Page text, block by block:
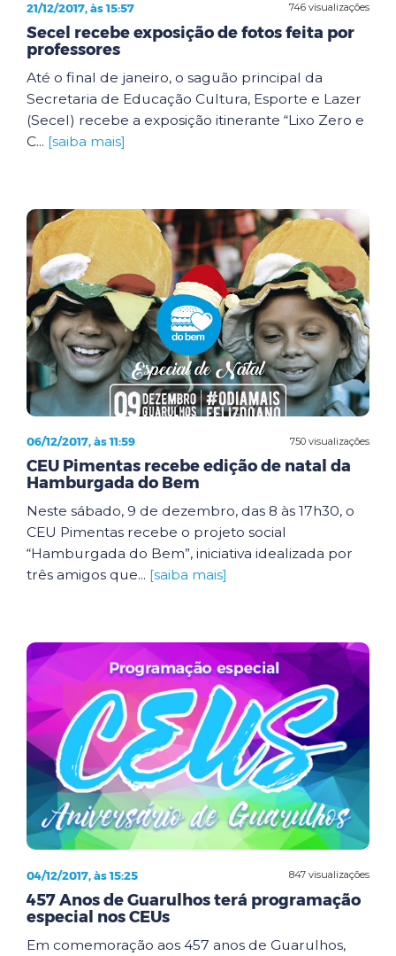
746 visualizações
21/12/2017, às 15:57
Secel recebe exposição de fotos feita por
professores
Até o final de janeiro, o saguão principal da
Secretaria de Educação Cultura, Esporte e Lazer
(Secel) recebe a exposição itinerante “Lixo Zero e
C... [saiba mais]
750 visualizações
06/12/2017, às 11:59
CEU Pimentas recebe edição de natal da
Hamburgada do Bem
Neste sábado, 9 de dezembro, das 8 às 17h30, o
CEU Pimentas recebe o projeto social
“Hamburgada do Bem”, iniciativa idealizada por
três amigos que... [saiba mais]
847 visualizações
04/12/2017, às 15:25
457 Anos de Guarulhos terá programação
especial nos CEUs
Em comemoração aos 457 anos de Guarulhos,